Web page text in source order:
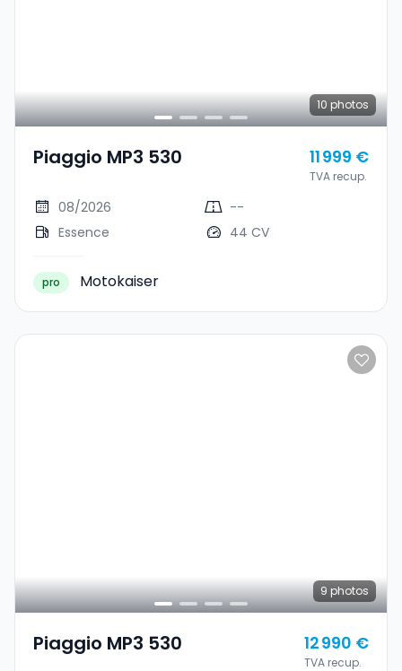
10 photos
Piaggio MP3 530 11 999 €
TVA recup.
08/2026
--
Essence
44 CV
pro Motokaiser
9 photos
Piaggio MP3 530 12 990 €
TVA recup.